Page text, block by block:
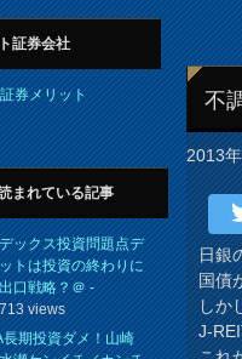
不
2013
日銀
国債
しか
J-
証券会社
券メリット
まれている記事
ックス投資問題点デ
トは投資の終わりに
口戦略？＠-
views
長期投資ダメ！山崎